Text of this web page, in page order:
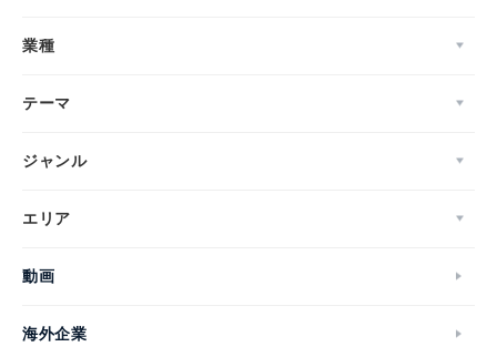
業種
テーマ
ジャンル
エリア
動画
海外企業